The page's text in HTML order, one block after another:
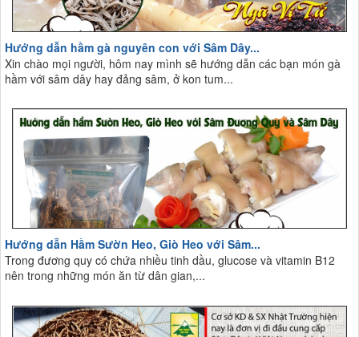
Hướng dẫn hầm gà nguyên con với Sâm Dây...
Xin chào mọi người, hôm nay mình sẽ hướng dẫn các bạn món gà
hầm với sâm dây hay đảng sâm, ở kon tum...
Hướng dẫn Hầm Sườn Heo, Giò Heo với Sâm...
Trong đương quy có chứa nhiều tinh dầu, glucose và vitamin B12
nên trong những món ăn từ dân gian,...